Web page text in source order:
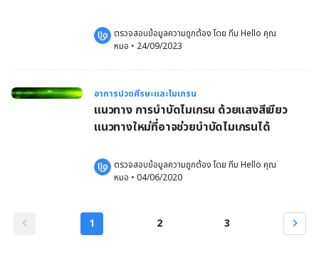
ตรวจสอบข้อมูลความถูกต้อง โดย ทีม Hello คุณ
หมอ • 24/09/2023
อาการปวดศีรษะและไมเกรน
แนวทาง การบำบัดไมเกรน ด้วยแสงสีเขียว
แนวทางใหม่ที่อาจช่วยบำบัดไมเกรนได้
ตรวจสอบข้อมูลความถูกต้อง โดย ทีม Hello คุณ
หมอ • 04/06/2020
1 2 3